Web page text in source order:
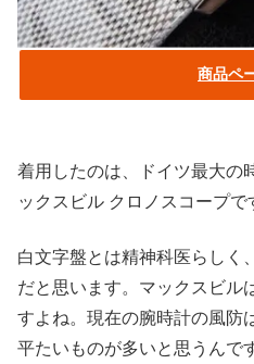
商品ペ
着用したのは、ドイツ最大の
ックスビル クロノスコープで
白文字盤とは精神科医らしく
だと思います。マックスビル
すよね。現在の腕時計の風防
平たいものが多いと思うんで